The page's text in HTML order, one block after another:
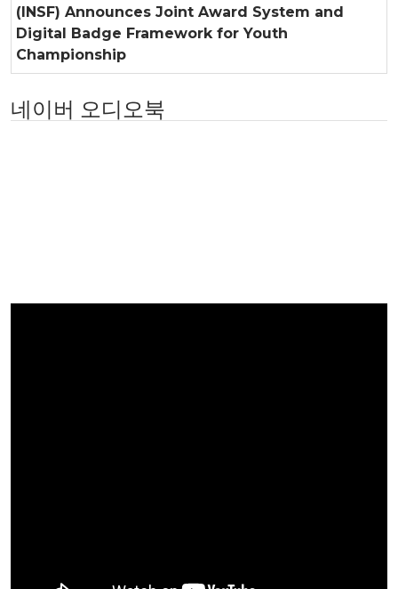
(INSF) Announces Joint Award System and
Digital Badge Framework for Youth
Championship
네이버 오디오북